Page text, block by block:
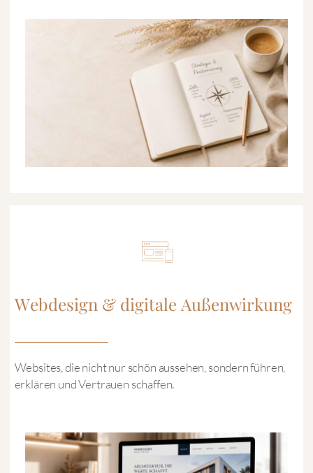
Webdesign & digitale Außenwirkung
Websites, die nicht nur schön aussehen, sondern führen,
erklären und Vertrauen schaffen.